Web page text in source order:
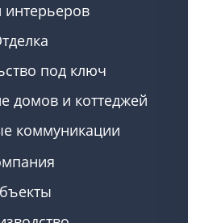
интерьеров
под ключ
домов и коттеджей
коммуникации